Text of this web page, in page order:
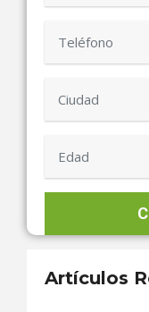
Artículos